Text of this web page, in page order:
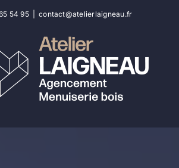
54 95 contact@atelierlaigneau.fr